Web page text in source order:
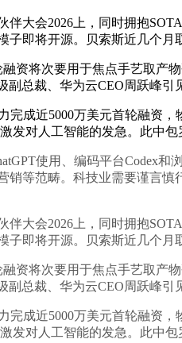
会2026上，同时拥抱SOTA
子即将开源。贝索斯近几个
将次要用于焦点手艺取产物
副总裁、华为云CEO周跃峰
近5000万美元首轮融资，物
发对人工智能的发急。此中
使用、编码平台Codex和
销等范畴。科技业需要谨言
会2026上，同时拥抱SOTA
子即将开源。贝索斯近几个
将次要用于焦点手艺取产物
副总裁、华为云CEO周跃峰
近5000万美元首轮融资，物
发对人工智能的发急。此中